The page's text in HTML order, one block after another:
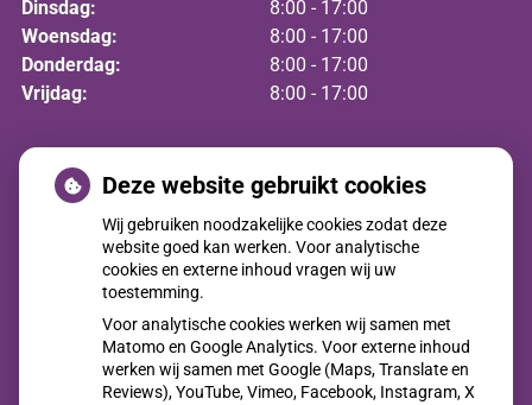
Dinsdag:
8:00 - 17:00
Woensdag:
8:00 - 17:00
Donderdag:
8:00 - 17:00
Vrijdag:
8:00 - 17:00
Nieuws
Nieuwe huisartsen
Jaarverslag 2025
Jong en alert: hoe je borstkanker herkent als je verder kijkt
dan een knobbeltje
Sinds huisartsen afslankmedicijnen mogen voorschrijven,
Deze website gebruikt cookies
Wij gebruiken noodzakelijke cookies zodat deze
website goed kan werken. Voor analytische
cookies en externe inhoud vragen wij uw
toestemming.
Voor analytische cookies werken wij samen met
Matomo en Google Analytics. Voor externe inhoud
werken wij samen met Google (Maps, Translate en
Reviews), YouTube, Vimeo, Facebook, Instagram, X